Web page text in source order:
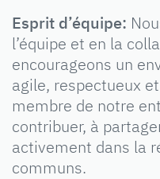
Esprit d’équipe:
l’équipe et en la
encourageons un
agile, respectueux
membre de notre
contribuer, à
activement dans la
communs.